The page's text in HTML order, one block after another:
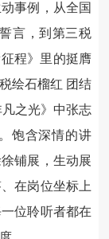
事例，从全国
言，到第三税
程》里的挺膺
绘石榴红 团结
之光》中张志
饱含深情的讲
铺展，生动展
在岗位坐标上
位聆听者都在